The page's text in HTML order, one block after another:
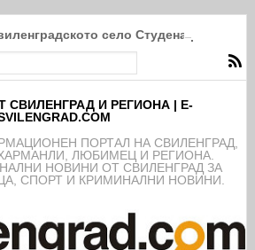
село Студена
СВИЛЕНГРАД И РЕГИОНА | E-
ПОРТАЛ НА СВИЛЕНГРАД,
ЛЮБИМЕЦ И РЕГИОНА.
НОВИНИ ОТ СВИЛЕНГРАД ЗА
СПОРТ И КРИМИНАЛНИ НОВИНИ.